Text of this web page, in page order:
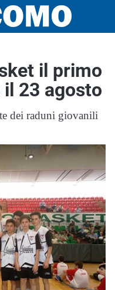
il primo
23 agosto
dei raduni giovanili